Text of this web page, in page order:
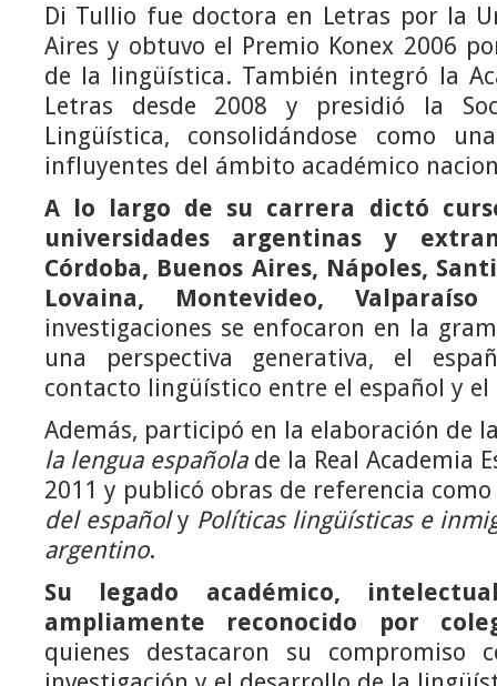
Di Tullio fue doctora en Letras por la
Aires y obtuvo el Premio Konex 2006
de la lingüística. También integró la
Letras desde 2008 y presidió la
Lingüística, consolidándose como
influyentes del ámbito académico
A lo largo de su carrera dictó
universidades argentinas y
Córdoba, Buenos Aires, Nápoles,
Lovaina, Montevideo,
investigaciones se enfocaron en la
una perspectiva generativa, el
contacto lingüístico entre el español y
Además, participó en la elaboración de
la lengua españolade la Real Academia
2011 y publicó obras de referencia como
del españoly Políticas lingüísticas e
argentino.
Su legado académico,
ampliamente reconocido por
quienes destacaron su compromiso